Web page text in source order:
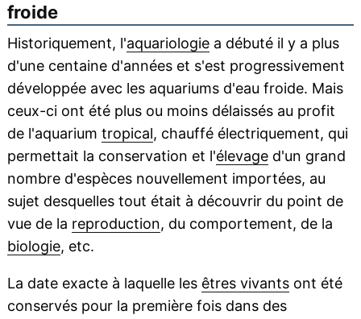
froide
Historiquement, l'aquariologiea débuté il y a plus
d'une centaine d'années et s'est progressivement
développée avec les aquariums d'eau froide. Mais
ceux-ci ont été plus ou moins délaissés au profit
de l'aquarium tropical, chauffé électriquement, qui
permettait la conservation et l'élevaged'un grand
nombre d'espèces nouvellement importées, au
sujet desquelles tout était à découvrir du point de
vue de la reproduction, du comportement, de la
biologie, etc.
La date exacte à laquelle les êtres vivantsont été
conservés pour la première fois dans des